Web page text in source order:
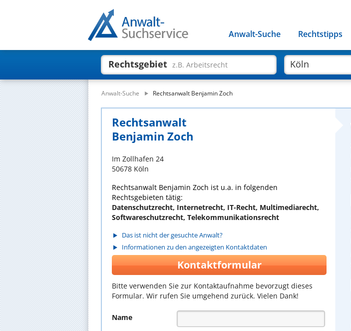
Anwalt-Suche Rechtstipps
Rechtsgebiet z.B. Arbeitsrecht
Anwalt-Suche Rechtsanwalt Benjamin Zoch
Rechtsanwalt
Benjamin Zoch
Im Zollhafen 24
50678 Köln
Rechtsanwalt Benjamin Zoch ist u.a. in folgenden
Rechtsgebieten tätig:
Datenschutzrecht, Internetrecht, IT-Recht, Multimediarecht,
Softwareschutzrecht, Telekommunikationsrecht
Das ist nicht der gesuchte Anwalt?
Informationen zu den angezeigten Kontaktdaten
Kontaktformular
Bitte verwenden Sie zur Kontaktaufnahme bevorzugt dieses
Formular. Wir rufen Sie umgehend zurück. Vielen Dank!
Name